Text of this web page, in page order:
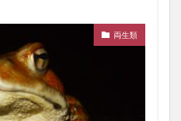
両生類